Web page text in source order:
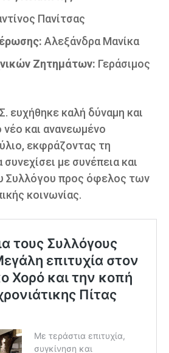
Πανίτσας
Αλεξάνδρα Μανίκα
Ζητημάτων: Γεράσιμος
ευχήθηκε καλή δύναμη και
νέο και ανανεωμένο
εκφράζοντας τη
με συνέπεια και
Συλλόγου προς όφελος των
κοινωνίας.